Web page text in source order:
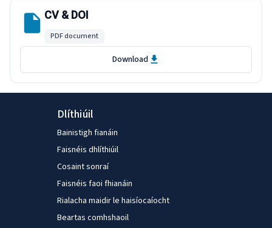
CV & DOI
PDF document
Download
Dlíthiúil
Bainistigh fianáin
Faisnéis dhlíthiúil
Cosaint sonraí
Faisnéis faoi fhianáin
Rialacha maidir le haisíocaíocht
Beartas comhshaoil